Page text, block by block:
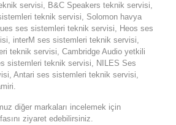
servisi, B&C Speakers teknik servisi,
teknik servisi, Solomon havya
ses sistemleri teknik servisi, Heos ses
interM ses sistemleri teknik servisi,
teknik servisi, Cambridge Audio yetkili
sistemleri teknik servisi, NILES Ses
Antari ses sistemleri teknik servisi,
diğer markaları incelemek için
ziyaret edebilirsiniz.